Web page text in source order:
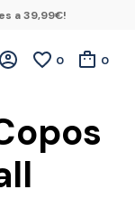
a 39,99€!
0 0